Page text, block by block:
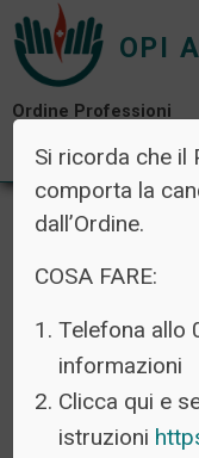
OPI
Ordine Professioni
Infermieristiche di
TAG:
5 Febbraio
Si ricorda che il
comporta la
dall’Ordine.
COSA FARE:
Telefona allo
informazioni
Clicca qui e
istruzioni